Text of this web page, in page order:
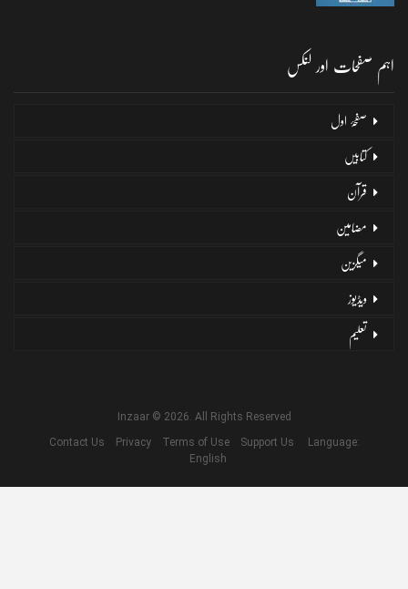
اہم صفحات اور لنکس
صفحۂ اول
کتابیں
قرآن
مضامین
میگزین
ویڈیوز
تعلیم
Inzaar © 2026. All Rights Reserved
Contact Us
Privacy Terms of Use Support Us
Language:
English